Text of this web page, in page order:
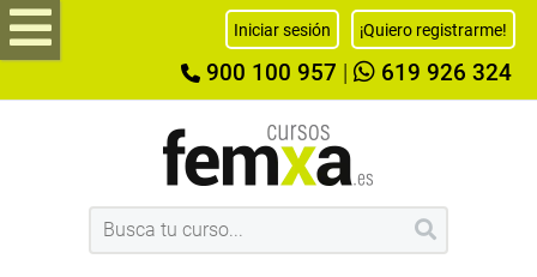
Iniciar sesión ¡Quiero registrarme!
900 100 957 619 926 324